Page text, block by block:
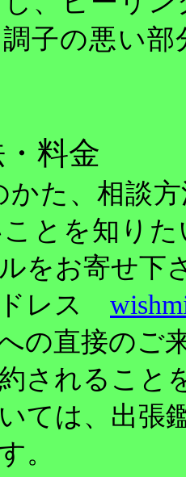
子の悪い
料金
かた、相談
とを知り
をお寄せ下
ドレス
の直接のご
されること
ては、出張
。